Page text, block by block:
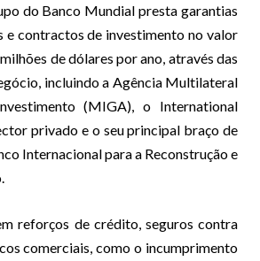
do Banco Mundial presta garantias
e contractos de investimento no valor
de dólares por ano, através das
incluindo a Agência Multilateral
(MIGA), o International
privado e o seu principal braço de
Internacional para a Reconstrução e
reforços de crédito, seguros contra
comerciais, como o incumprimento